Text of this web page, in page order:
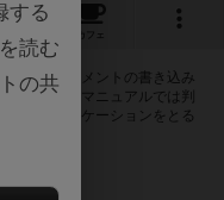
カフェ
の作成やコメントの書き込み
ッタ情報、マニュアルでは判
にコミュニケーションをとる
員登録
する
読む
の共